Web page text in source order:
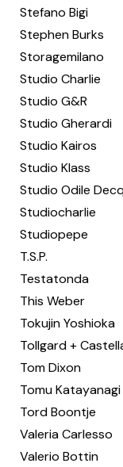
Stefano Bigi
Stephen Burks
Storagemilano
Studio Charlie
Studio G&R
Studio Gherardi
Studio Kairos
Studio Klass
Studio Odile
Studiocharlie
Studiopepe
T.S.P.
Testatonda
This Weber
Tokujin Yoshioka
Tollgard +
Tom Dixon
Tomu Katayanagi
Tord Boontje
Valeria Carlesso
Valerio Bottin